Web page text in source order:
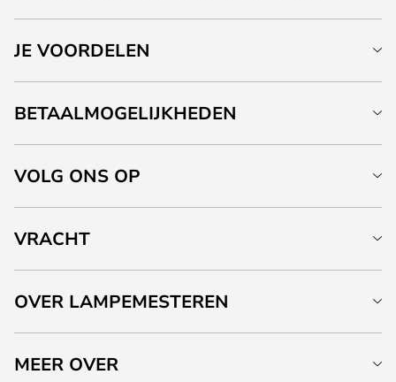
JE VOORDELEN
BETAALMOGELIJKHEDEN
VOLG ONS OP
VRACHT
OVER LAMPEMESTEREN
MEER OVER